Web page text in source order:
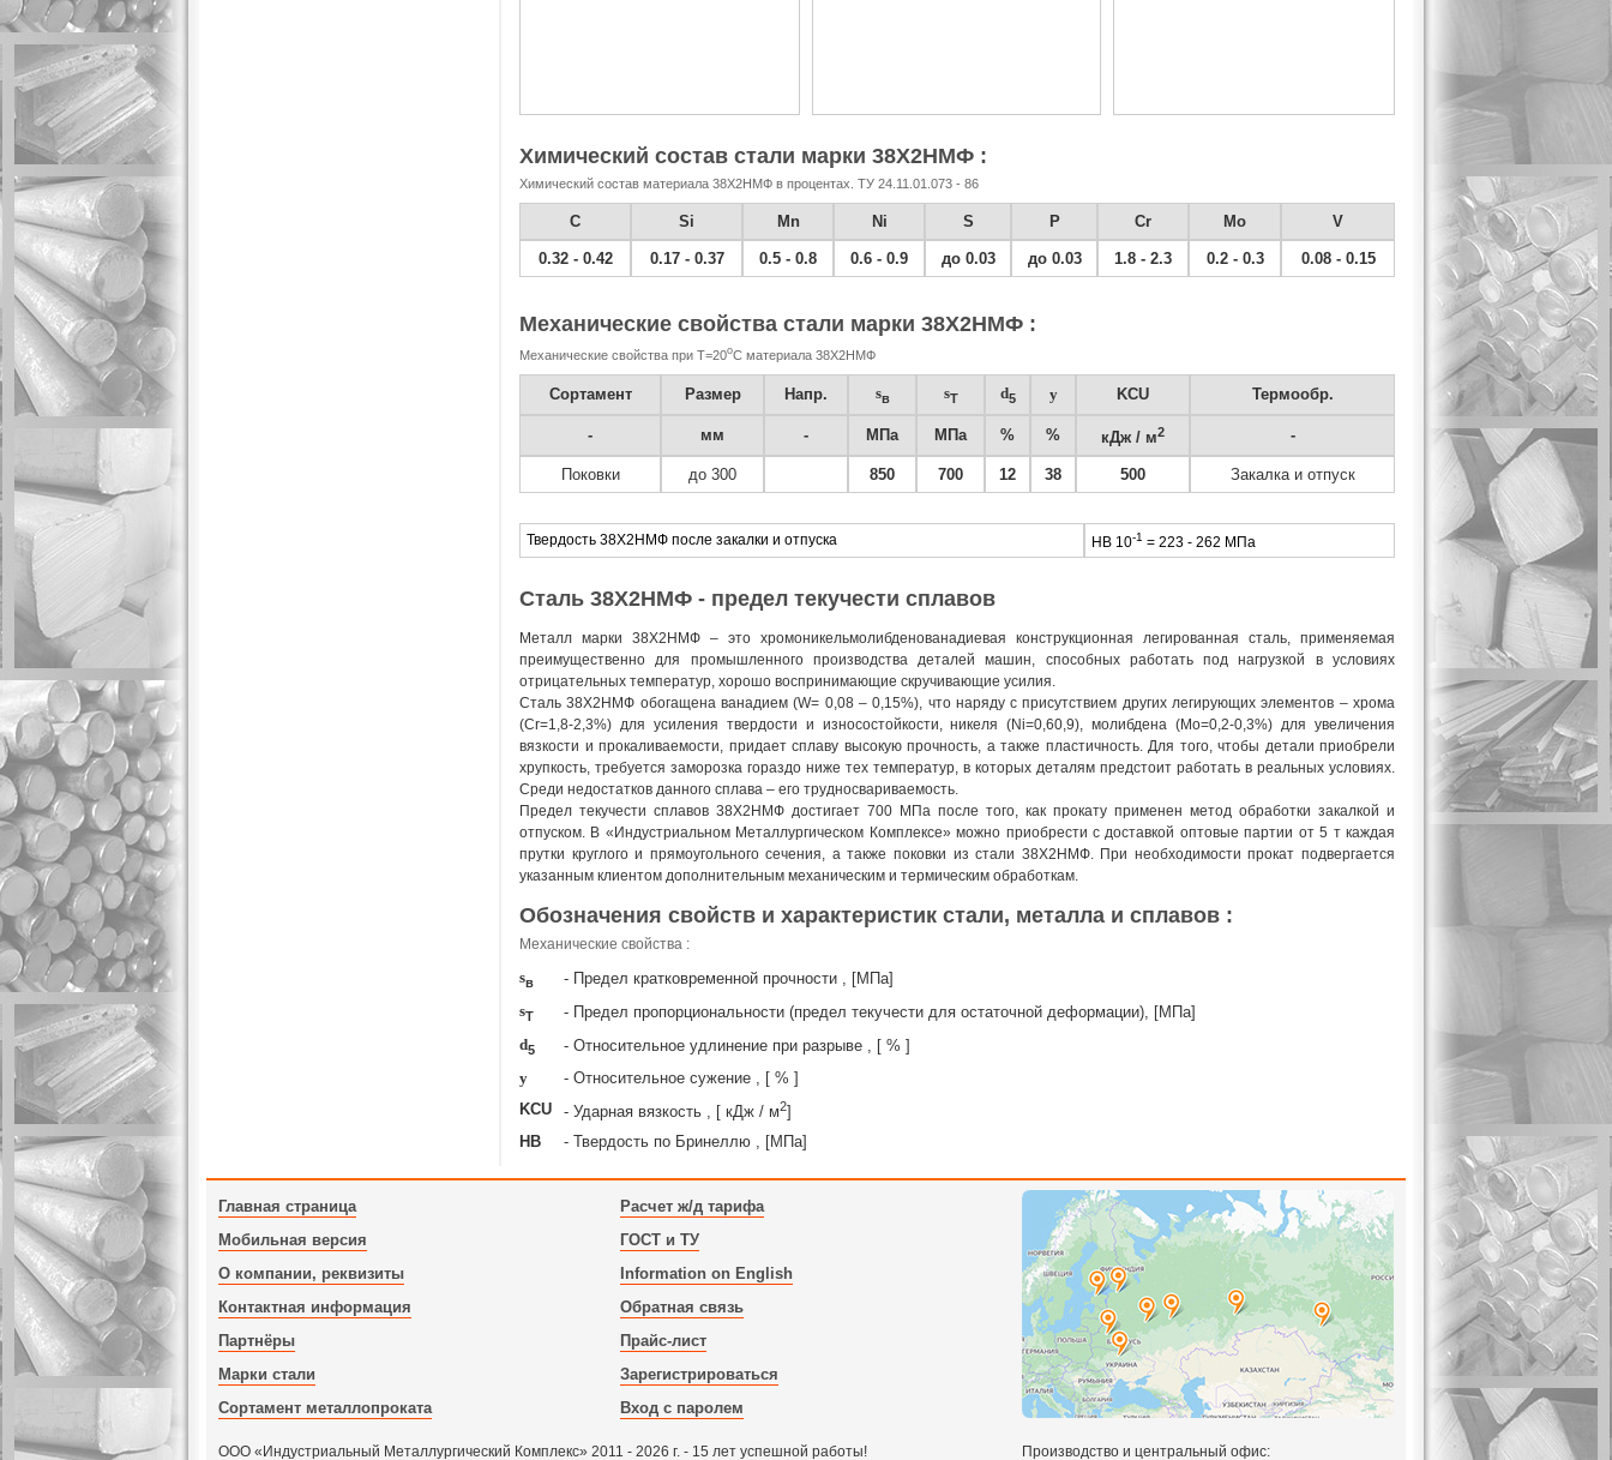
Химический состав стали марки 38Х2НМФ :
Химический состав материала 38Х2НМФ в процентах. ТУ 24.11.01.073 - 86
C Si Mn Ni S P Cr Mo V
0.32 - 0.42 0.17 - 0.37 0.5 - 0.8 0.6 - 0.9 до 0.03 до 0.03 1.8 - 2.3 0.2 - 0.3 0.08 - 0.15
Механические свойства стали марки 38Х2НМФ :
Механические свойства при Т=20oС материала 38Х2НМФ
Сортамент Размер Напр. sв sT d5 y KCU Термообр.
- мм - МПа МПа % % кДж / м2 -
Поковки до 300 850 700 12 38 500 Закалка и отпуск
Твердость 38Х2НМФ после закалки и отпуска HB 10-1 = 223 - 262 МПа
Сталь 38Х2НМФ - предел текучести сплавов
Металл марки 38Х2НМФ – это хромоникельмолибденованадиевая конструкционная легированная сталь, применяемая
преимущественно для промышленного производства деталей машин, способных работать под нагрузкой в условиях
отрицательных температур, хорошо воспринимающие скручивающие усилия.
Сталь 38Х2НМФ обогащена ванадием (W= 0,08 – 0,15%), что наряду с присутствием других легирующих элементов – хрома
(Cr=1,8-2,3%) для усиления твердости и износостойкости, никеля (Ni=0,60,9), молибдена (Mo=0,2-0,3%) для увеличения
вязкости и прокаливаемости, придает сплаву высокую прочность, а также пластичность. Для того, чтобы детали приобрели
хрупкость, требуется заморозка гораздо ниже тех температур, в которых деталям предстоит работать в реальных условиях.
Среди недостатков данного сплава – его трудносвариваемость.
Предел текучести сплавов 38Х2НМФ достигает 700 МПа после того, как прокату применен метод обработки закалкой и
отпуском. В «Индустриальном Металлургическом Комплексе» можно приобрести с доставкой оптовые партии от 5 т каждая
прутки круглого и прямоугольного сечения, а также поковки из стали 38Х2НМФ. При необходимости прокат подвергается
указанным клиентом дополнительным механическим и термическим обработкам.
Обозначения свойств и характеристик стали, металла и сплавов :
Механические свойства :
sв
- Предел кратковременной прочности , [МПа]
sT
- Предел пропорциональности (предел текучести для остаточной деформации), [МПа]
d5
- Относительное удлинение при разрыве , [ % ]
y
- Относительное сужение , [ % ]
KCU
- Ударная вязкость , [ кДж / м2]
HB
- Твердость по Бринеллю , [МПа]
Главная страница
Мобильная версия
О компании, реквизиты
Контактная информация
Партнёры
Марки стали
Сортамент металлопроката
Расчет ж/д тарифа
ГОСТ и ТУ
Information on English
Обратная связь
Прайс-лист
Зарегистрироваться
Вход с паролем
ООО «Индустриальный Металлургический Комплекс» 2011 - 2026 г. - 15 лет успешной работы! Производство и центральный офис: